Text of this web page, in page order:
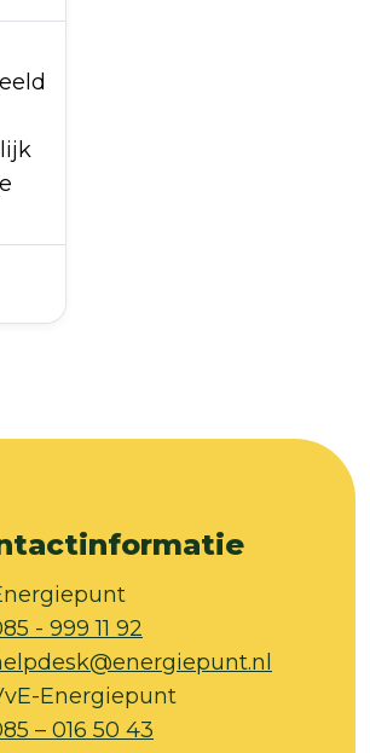
- 999 11 92
Energiepunt
– 016 50 43